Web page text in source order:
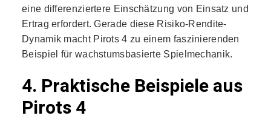
eine differenziertere Einschätzung von Einsatz und
Ertrag erfordert. Gerade diese Risiko-Rendite-
Dynamik macht Pirots 4 zu einem faszinierenden
Beispiel für wachstumsbasierte Spielmechanik.
4. Praktische Beispiele aus
Pirots 4